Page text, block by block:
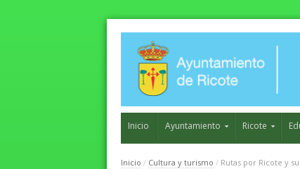
Inicio Ayuntamiento Ricote
Inicio / Cultura y turismo / Rutas por Ricote y